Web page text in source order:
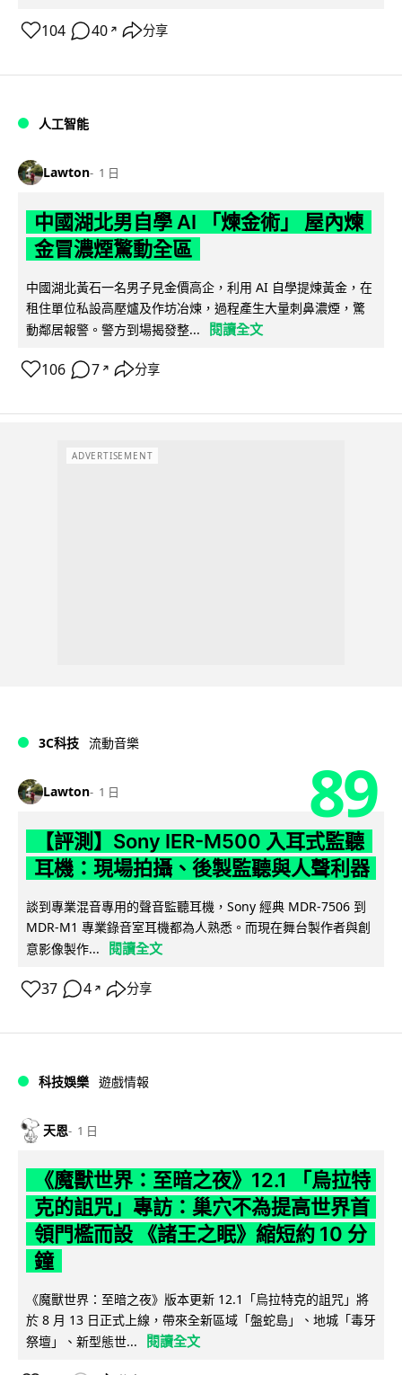
104 40 ↗ 分享
人工智能
Lawton 1 日
中國湖北男自學 AI 「煉金術」 屋內煉
金冒濃煙驚動全區
中國湖北黃石一名男子見金價高企，利用 AI 自學提煉黃金，在
租住單位私設高壓爐及作坊冶煉，過程產生大量刺鼻濃煙，驚
動鄰居報警。警方到場揭發整...
閱讀全文
106 7 ↗ 分享
ADVERTISEMENT
3C科技 流動音樂
Lawton 1 日 89
【評測】Sony IER-M500 入耳式監聽
耳機：現場拍攝、後製監聽與人聲利器
談到專業混音專用的聲音監聽耳機，Sony 經典 MDR-7506 到
MDR-M1 專業錄音室耳機都為人熟悉。而現在舞台製作者與創
意影像製作...
閱讀全文
37 4 ↗ 分享
科技娛樂 遊戲情報
天恩 1 日
《魔獸世界：至暗之夜》12.1 「烏拉特
克的詛咒」專訪：巢穴不為提高世界首
領門檻而設 《諸王之眠》縮短約 10 分
鐘
《魔獸世界：至暗之夜》版本更新 12.1「烏拉特克的詛咒」將
於 8 月 13 日正式上線，帶來全新區域「盤蛇島」、地城「毒牙
祭壇」、新型態世...
閱讀全文